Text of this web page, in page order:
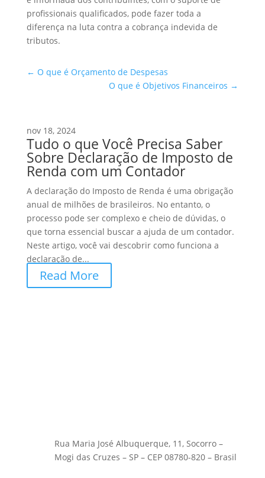
profissionais qualificados, pode fazer toda a
diferença na luta contra a cobrança indevida de
tributos.
← O que é Orçamento de Despesas
O que é Objetivos Financeiros →
nov 18, 2024
Tudo o que Você Precisa Saber
Sobre Declaração de Imposto de
Renda com um Contador
A declaração do Imposto de Renda é uma obrigação
anual de milhões de brasileiros. No entanto, o
processo pode ser complexo e cheio de dúvidas, o
que torna essencial buscar a ajuda de um contador.
Neste artigo, você vai descobrir como funciona a
declaração de...
Read More
Rua Maria José Albuquerque, 11, Socorro –
Mogi das Cruzes – SP – CEP 08780-820 – Brasil